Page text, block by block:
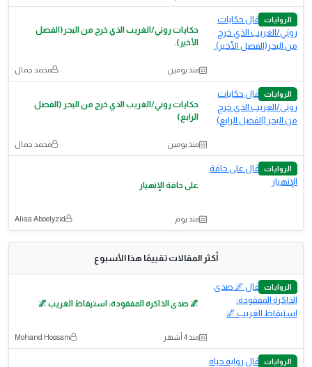
الروايات
حكايات روني/الغريب الذي خرج من البحر(الفصل
الأخير).
منذ يومين محمد جمال
الروايات
حكايات روني/الغريب الذي خرج من البحر (الفصل
الرابع)
منذ يومين محمد جمال
الروايات
على حافة الإنهيار
منذ يوم Aliaa Aboelyzid
أكثر المقالات تقييمًا هذا الأسبوع
الروايات
🌌 صدى الذاكرة المفقودة: استيقاظ الغريب 🌌
منذ 4 أشهر Mohand Hossam
الروايات